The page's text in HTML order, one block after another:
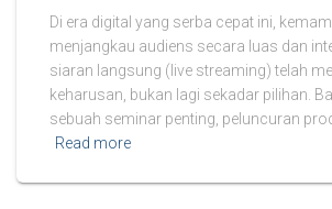
Di era digital yang serba cepat ini,
menjangkau audiens secara luas dan
siaran langsung (live streaming) telah
keharusan, bukan lagi sekadar pilihan.
sebuah seminar penting, peluncuran
Read more